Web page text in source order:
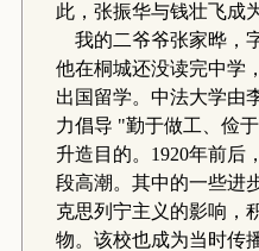
此，张振华与钱壮飞成
我的二爷爷张家晔，
他在桐城还没读完中学
出国留学。中法大学由
力倡导 "勤于做工、俭
升造目的。1920年前后
段高潮。其中的一些进
克思列宁主义的影响，
物。该校也成为当时传